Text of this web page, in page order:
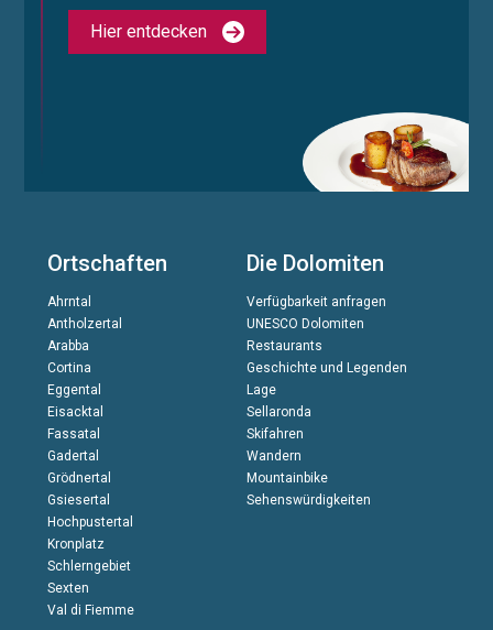
Hier entdecken
Ortschaften
Ahrntal
Antholzertal
Arabba
Cortina
Eggental
Eisacktal
Fassatal
Gadertal
Grödnertal
Gsiesertal
Hochpustertal
Kronplatz
Schlerngebiet
Sexten
Val di Fiemme
Die Dolomiten
Verfügbarkeit anfragen
UNESCO Dolomiten
Restaurants
Geschichte und Legenden
Lage
Sellaronda
Skifahren
Wandern
Mountainbike
Sehenswürdigkeiten